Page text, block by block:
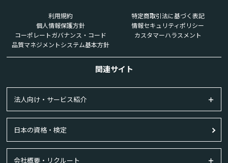
利用規約
特定商取引法に基づく表記
個人情報保護方針
情報セキュリティポリシー
コーポレートガバナンス・コード
カスタマーハラスメント
品質マネジメントシステム基本方針
関連サイト
法人向け・サービス紹介
日本の資格・検定
会社概要・リクルート